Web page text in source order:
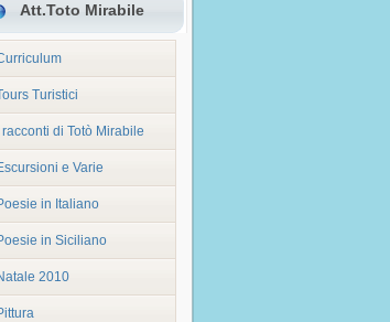
Att.Toto Mirabile
Turistici
I racconti di Totò Mirabile
e Varie
in Italiano
in Siciliano
2010